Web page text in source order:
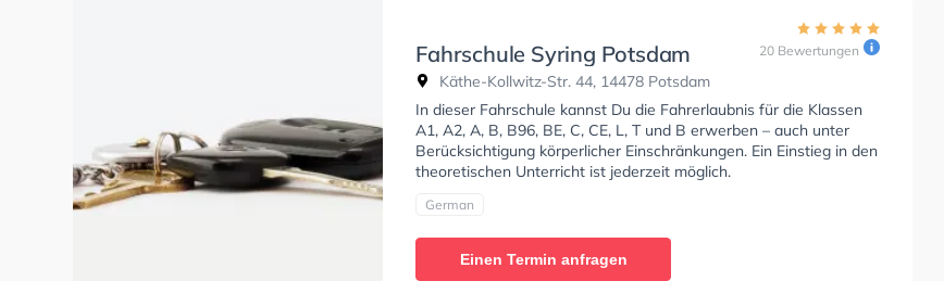
Fahrschule Syring Potsdam
Käthe-Kollwitz-Str. 44, 14478 Potsdam
20 Bewertungen
In dieser Fahrschule kannst Du die Fahrerlaubnis für die Klassen
A1, A2, A, B, B96, BE, C, CE, L, T und B erwerben – auch unter
Berücksichtigung körperlicher Einschränkungen. Ein Einstieg in den
theoretischen Unterricht ist jederzeit möglich.
German
Einen Termin anfragen